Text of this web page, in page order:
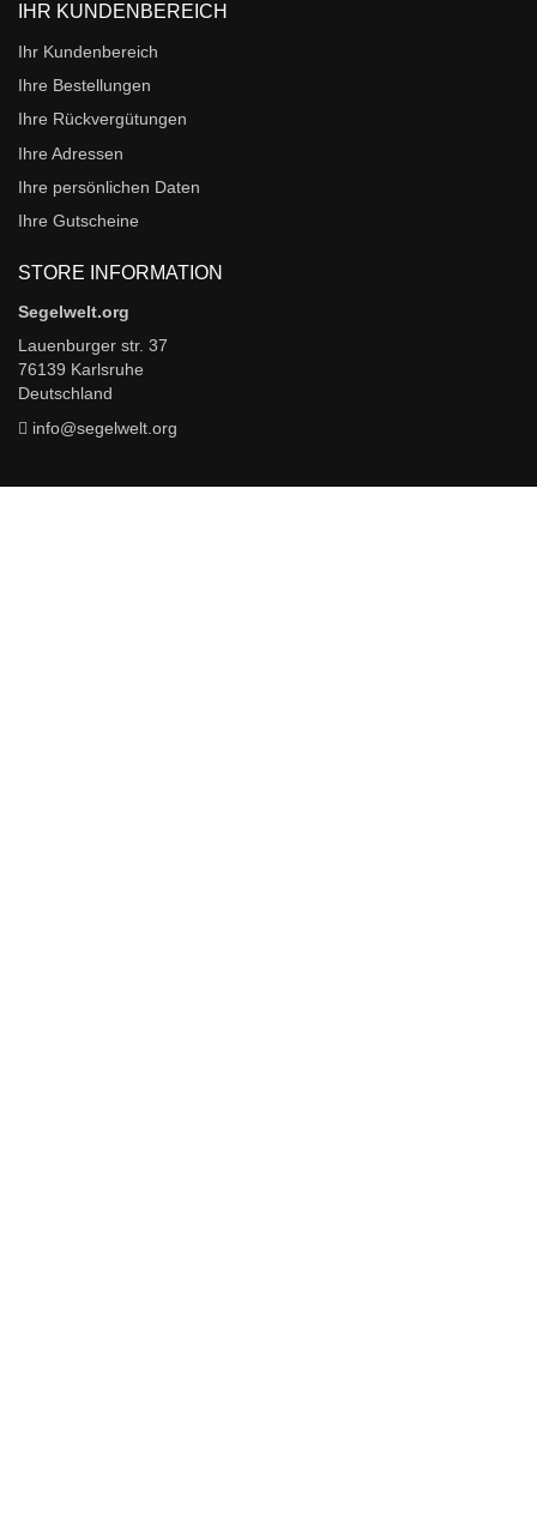
IHR KUNDENBEREICH
Ihr Kundenbereich
Ihre Bestellungen
Ihre Rückvergütungen
Ihre Adressen
Ihre persönlichen Daten
Ihre Gutscheine
STORE INFORMATION
Segelwelt.org
Lauenburger str. 37
76139 Karlsruhe
Deutschland
info@segelwelt.org